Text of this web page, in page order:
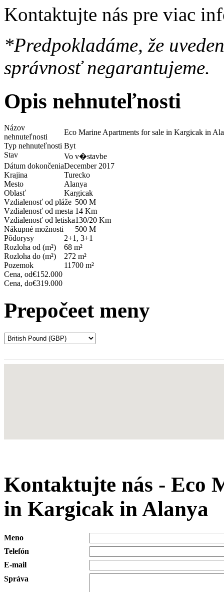
Kontaktujte nás pre viac
*Predpokladáme, že
správnosť negarantujeme.
Opis nehnuteľnosti
Názov
nehnuteľnosti
Eco Marine Apartments for sale in Kargicak in
Typ nehnuteľnosti Byt
Stav
Vo v�stavbe
Dátum dokončeniaDecember 2017
Krajina
Turecko
Mesto
Alanya
Oblasť
Kargicak
Vzdialenosť od pláže 500 M
Vzdialenosť od mesta 14 Km
Vzdialenosť od letiska130/20 Km
Nákupné možnosti
500 M
Pôdorysy
2+1, 3+1
Rozloha od (m²)
68 m²
Rozloha do (m²)
272 m²
Pozemok
11700 m²
Cena, od€152.000
Cena, do€319.000
Prepočeet meny
Kontaktujte nás - Eco
in Kargicak in Alanya
Meno
Telefón
E-mail
Správa